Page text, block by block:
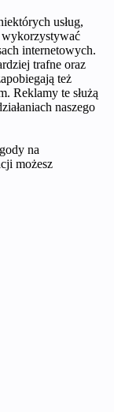
usług,
internetowych.
trafne oraz
też
Reklamy te służą
naszego
na
możesz